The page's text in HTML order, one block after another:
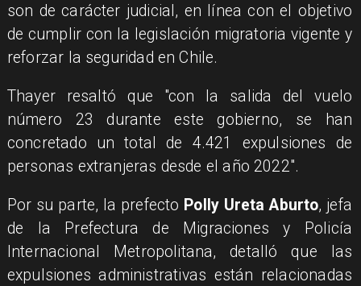
son de carácter judicial, en línea con el objetivo
de cumplir con la legislación migratoria vigente y
reforzar la seguridad en Chile.
Thayer resaltó que "con la salida del vuelo
número 23 durante este gobierno, se han
concretado un total de 4.421 expulsiones de
personas extranjeras desde el año 2022".
Por su parte, la prefecto Polly Ureta Aburto, jefa
de la Prefectura de Migraciones y Policía
Internacional Metropolitana, detalló que las
expulsiones administrativas están relacionadas